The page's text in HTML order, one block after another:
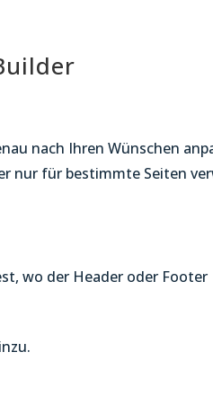
nach Ihren Wünschen
nur für bestimmte Seiten
wo der Header oder Footer